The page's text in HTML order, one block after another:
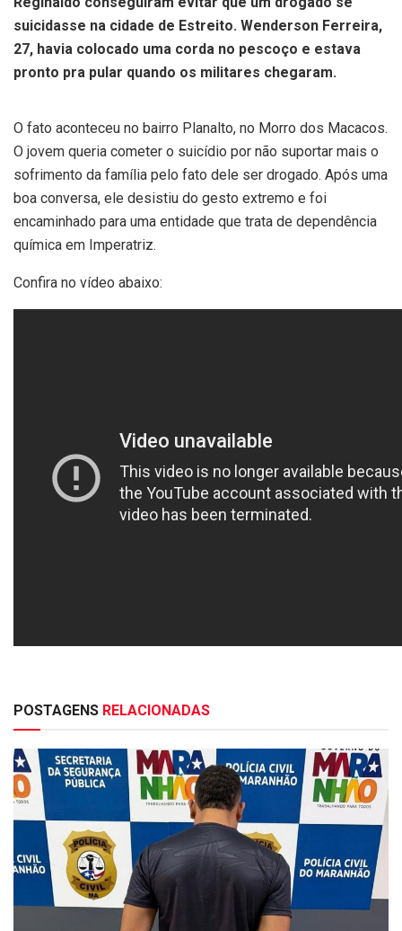
suicidasse na cidade de Estreito. Wenderson Ferreira,
27, havia colocado uma corda no pescoço e estava
pronto pra pular quando os militares chegaram.
O fato aconteceu no bairro Planalto, no Morro dos Macacos.
O jovem queria cometer o suicídio por não suportar mais o
sofrimento da família pelo fato dele ser drogado. Após uma
boa conversa, ele desistiu do gesto extremo e foi
encaminhado para uma entidade que trata de dependência
química em Imperatriz.
Confira no vídeo abaixo:
POSTAGENS RELACIONADAS